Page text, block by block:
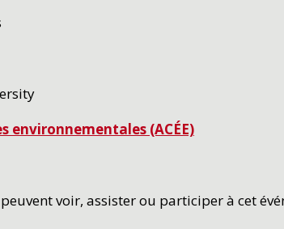
environnementales (ACÉE)
voir, assister ou participer à cet